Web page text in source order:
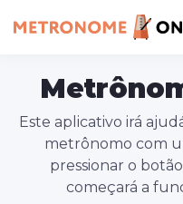
Este aplicativo irá
metrônomo com
pressionar o
começará a